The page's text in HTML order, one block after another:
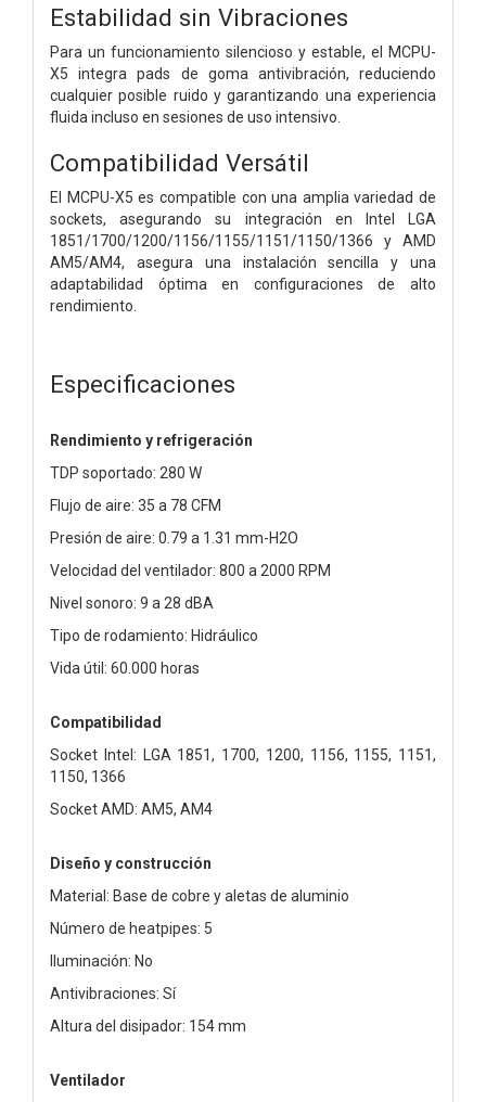
Estabilidad sin Vibraciones
Para un funcionamiento silencioso y estable, el MCPU-
X5 integra pads de goma antivibración, reduciendo
cualquier posible ruido y garantizando una experiencia
fluida incluso en sesiones de uso intensivo.
Compatibilidad Versátil
El MCPU-X5 es compatible con una amplia variedad de
sockets, asegurando su integración en Intel LGA
1851/1700/1200/1156/1155/1151/1150/1366 y AMD
AM5/AM4, asegura una instalación sencilla y una
adaptabilidad óptima en configuraciones de alto
rendimiento.
Especificaciones
Rendimiento y refrigeración
TDP soportado: 280 W
Flujo de aire: 35 a 78 CFM
Presión de aire: 0.79 a 1.31 mm-H2O
Velocidad del ventilador: 800 a 2000 RPM
Nivel sonoro: 9 a 28 dBA
Tipo de rodamiento: Hidráulico
Vida útil: 60.000 horas
Compatibilidad
Socket Intel: LGA 1851, 1700, 1200, 1156, 1155, 1151,
1150, 1366
Socket AMD: AM5, AM4
Diseño y construcción
Material: Base de cobre y aletas de aluminio
Número de heatpipes: 5
Iluminación: No
Antivibraciones: Sí
Altura del disipador: 154 mm
Ventilador